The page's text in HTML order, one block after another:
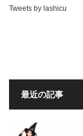
Tweets by lashicu
最近の記事